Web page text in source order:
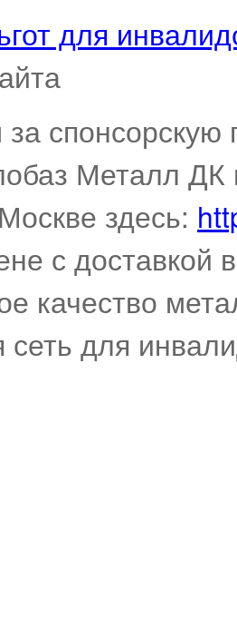
для
за
Металл ДК
здесь:
с
качество
сеть для